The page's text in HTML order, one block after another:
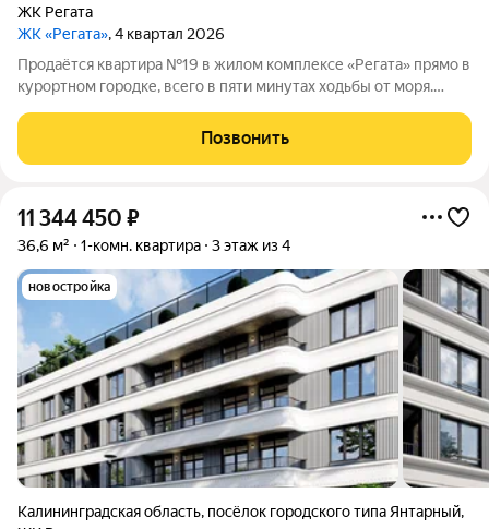
ЖК Регата
ЖК «Регата», 4 квартал 2026
Продаётся квартира №19 в жилом комплексе «Регата» прямо в
курортном городке, всего в пяти минутах ходьбы от моря.
«СЗ Генезис Капитал», без привлечения посредников. Жилой
комплекс «Регата»
Позвонить
11 344 450 ₽
36,6 м² 1-комн. квартира 3 этаж из 4
новостройка
Калининградская область, посёлок городского типа Янтарный,